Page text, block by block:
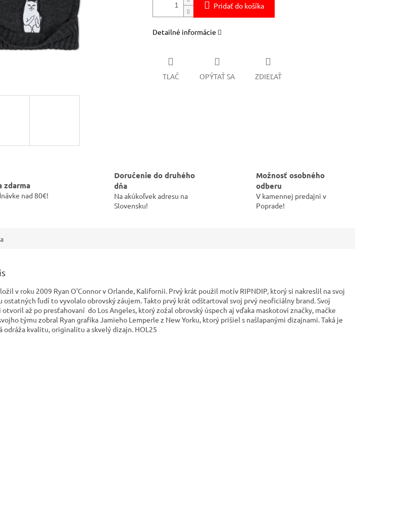
Pridať do košíka
Detailné informácie
TLAČ OPÝTAŤ SA ZDIEĽAŤ
zdarma
nad 80€!
Doručenie do druhého
dňa
Na akúkoľvek adresu na
Slovensku!
Možnosť osobného
odberu
V kamennej predajni v
Poprade!
v roku 2009 Ryan O'Connor v Orlande, Kalifornii. Prvý krát použil motív RIPNDIP, ktorý si nakreslil na svoj
ostatných ľudí to vyvolalo obrovský záujem. Takto prvý krát odštartoval svoj prvý neoficiálny brand. Svoj
otvoril až po presťahovaní do Los Angeles, ktorý zožal obrovský úspech aj vďaka maskotovi značky, mačke
týmu zobral Ryan grafika Jamieho Lemperle z New Yorku, ktorý prišiel s našlapanými dizajnami. Taká je
odráža kvalitu, originalitu a skvelý dizajn. HOL25